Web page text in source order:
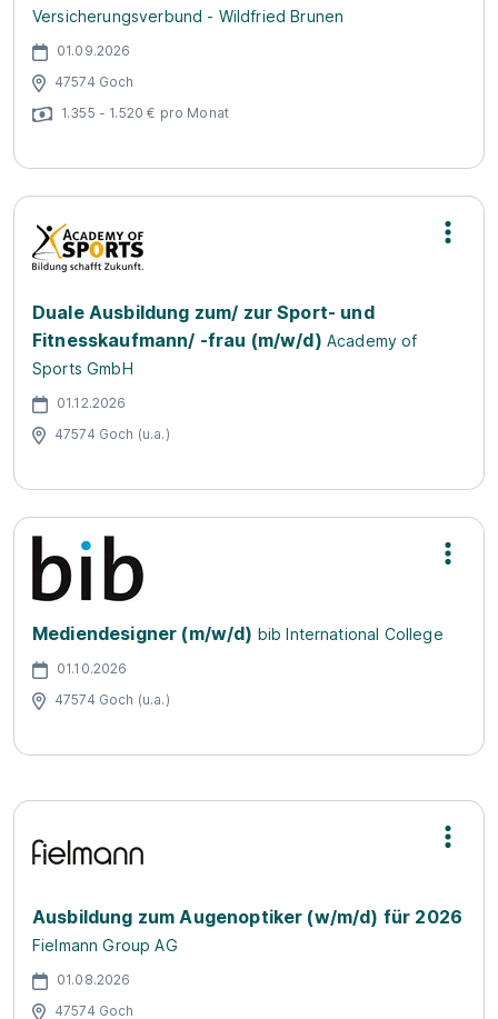
Versicherungsverbund - Wildfried Brunen
01.09.2026
47574 Goch
1.355 - 1.520 € pro Monat
Duale Ausbildung zum/ zur Sport- und
Fitnesskaufmann/ -frau (m/w/d) Academy of
Sports GmbH
01.12.2026
47574 Goch (u.a.)
Mediendesigner (m/w/d) bib International College
01.10.2026
47574 Goch (u.a.)
Ausbildung zum Augenoptiker (w/m/d) für 2026
Fielmann Group AG
01.08.2026
47574 Goch